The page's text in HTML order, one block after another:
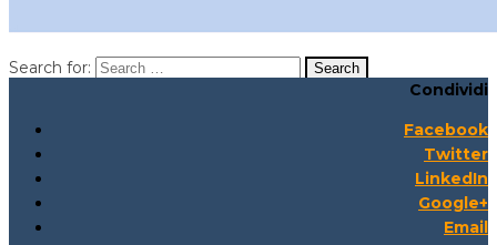
Search for:
Condividi
Facebook
Twitter
LinkedIn
Google+
Email